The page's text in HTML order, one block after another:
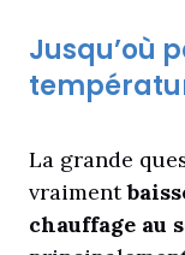
Jusqu’où
La grande
vraiment
chauffage au